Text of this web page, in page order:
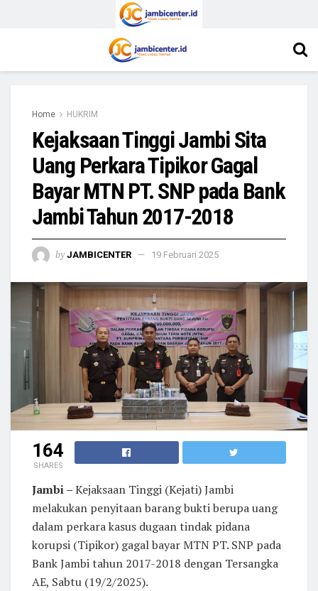
Home HUKRIM
Kejaksaan Tinggi Jambi Sita
Uang Perkara Tipikor Gagal
Bayar MTN PT. SNP pada Bank
Jambi Tahun 2017-2018
by JAMBICENTER 19 Februari 2025
164
SHARES
Jambi –Kejaksaan Tinggi (Kejati) Jambi
melakukan penyitaan barang bukti berupa uang
dalam perkara kasus dugaan tindak pidana
korupsi (Tipikor) gagal bayar MTN PT. SNP pada
Bank Jambi tahun 2017-2018 dengan Tersangka
AE, Sabtu (19/2/2025).